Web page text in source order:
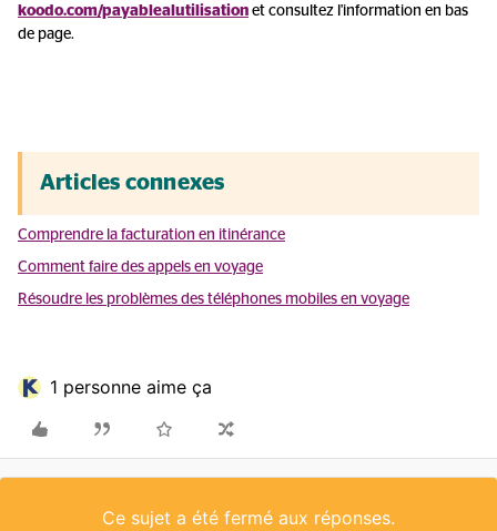
koodo.com/payablealutilisation et consultez l'information en bas
de page.
Articles connexes
Comprendre la facturation en itinérance
Comment faire des appels en voyage
Résoudre les problèmes des téléphones mobiles en voyage
1 personne aime ça
Ce sujet a été fermé aux réponses.